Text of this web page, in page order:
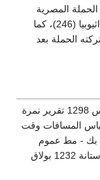
المصرية
جعلهم ينظرون إليه على أنه حامي المسيحية في اثيوبيا (246)، كما
الحملة بعد
تقرير قومسيون تنظيم المعارف - مط المدارس 1298 تقرير نمرة
المسافات وقت
بك - مط عموم
أركان حرب سنة 1292 ج جداول لقاريتمية - استانة 1232 بولاق